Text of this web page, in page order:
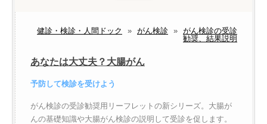
健診・検診・人間ドック » がん検診 » がん検診の受診
勧奨、結果説明
あなたは大丈夫？大腸がん
予防して検診を受けよう
がん検診の受診勧奨用リーフレットの新シリーズ。大腸が
んの基礎知識や大腸がん検診の説明して受診を促します。